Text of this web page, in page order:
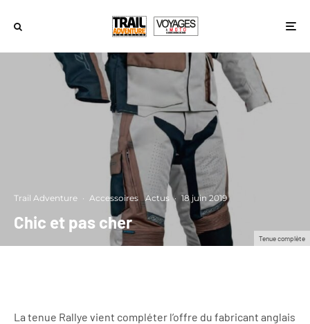
Tenue complète
Trail Adventure · Accessoires Actus · 18 juin 2019
Chic et pas cher
La tenue Rallye vient compléter l’offre du fabricant anglais